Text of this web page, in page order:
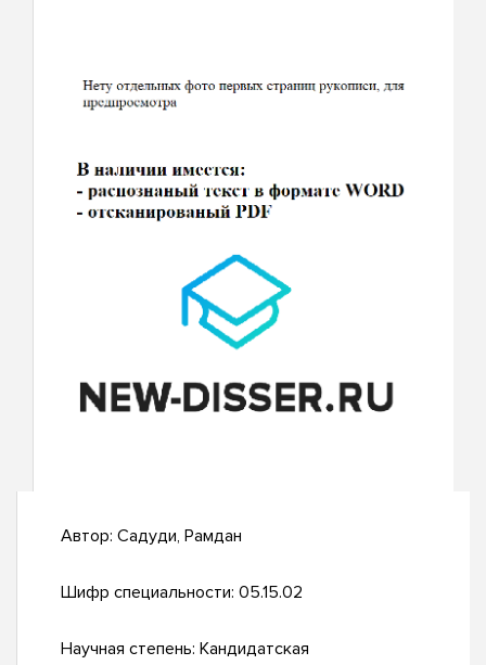
Автор: Садуди, Рамдан
Шифр специальности: 05.15.02
Научная степень: Кандидатская